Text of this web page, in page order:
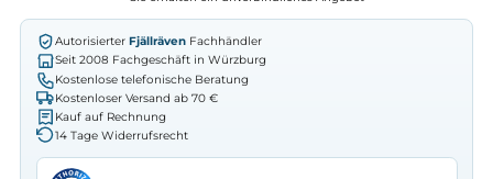
Produkt Anzahl: Gib den gewünschten Wert ein oder benutze die Schaltflächen um die
Sie erhalten ein unverbindliches Angebot
AutorisierterFjällräven
Seit 2008 Fachgeschäft in Würzburg